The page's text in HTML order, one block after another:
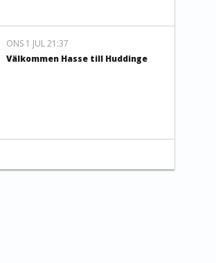
ONS 1 JUL 21:37
Välkommen Hasse till Huddinge